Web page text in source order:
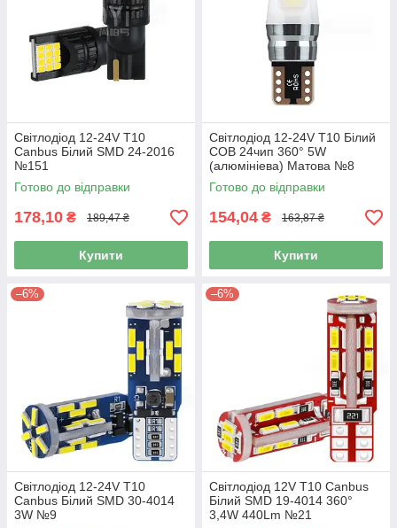
Світлодіод 12-24V Т10
Canbus Білий SMD 24-2016
№151
Готово до відправки
178,10 ₴ 189,47 ₴
Купити
Світлодіод 12-24V Т10 Білий
COB 24чип 360° 5W
(алюмініева) Матова №8
Готово до відправки
154,04 ₴ 163,87 ₴
Купити
–6%
Світлодіод 12-24V Т10
Canbus Білий SMD 30-4014
3W №9
–6%
Світлодіод 12V Т10 Canbus
Білий SMD 19-4014 360°
3,4W 440Lm №21